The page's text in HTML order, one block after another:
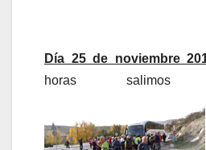
Día 25 de noviembre
horas